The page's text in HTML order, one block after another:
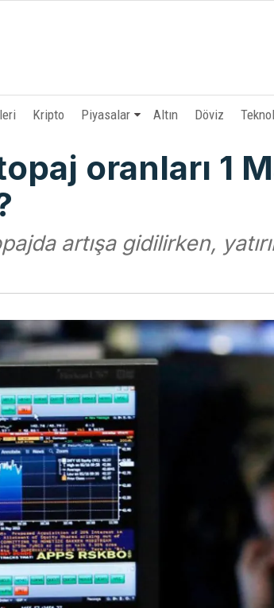
Kripto Piyasalar Altın Döviz
oranları 1
artışa gidilirken,